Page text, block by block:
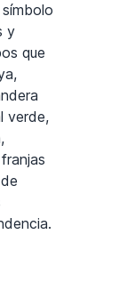
y
que
verde,